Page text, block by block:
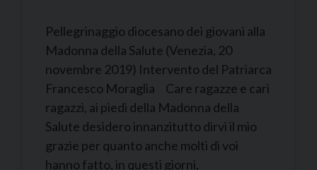
Pellegrinaggio diocesano dei giovani alla
Madonna della Salute (Venezia, 20
novembre 2019) Intervento del Patriarca
Francesco Moraglia Care ragazze e cari
ragazzi, ai piedi della Madonna della
Salute desidero innanzitutto dirvi il mio
grazie per quanto anche molti di voi
hanno fatto, in questi giorni,